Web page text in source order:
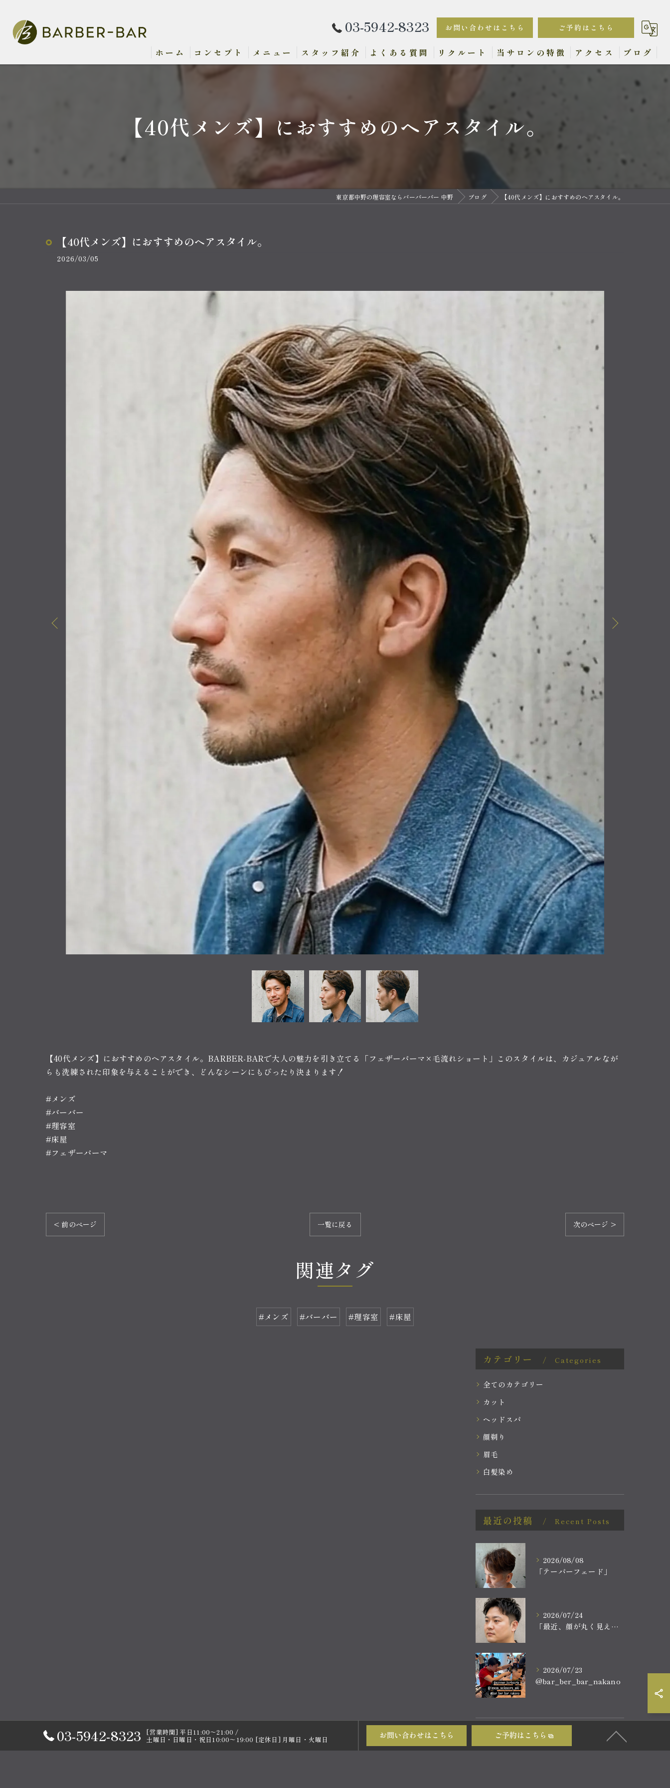
03-5942-8323 お問い合わせはこちら ご予約はこちら
ホーム コンセプト メニュー スタッフ紹介 よくある質問 リクルート 当サロンの特徴
顔剃り
眉毛
アクセス ブログ
【40代メンズ】におすすめのヘアスタイル。
東京都中野の理容室ならバーバーバー 中野 ブログ 【40代メンズ】におすすめのヘアスタイル。
【40代メンズ】におすすめのヘアスタイル。
2026/03/05
【40代メンズ】におすすめのヘアスタイル。BARBER-BARで大人の魅力を引き立てる「フェザーパーマ×毛流れショート」このスタイルは、カジュアルなが
らも洗練された印象を与えることができ、どんなシーンにもぴったり決まります！
#メンズ
#バーバー
#理容室
#床屋
#フェザーパーマ
< 前のページ 一覧に戻る 次のページ >
関連タグ
#メンズ #バーバー #理容室 #床屋
カテゴリー Categories
全てのカテゴリー
カット
ヘッドスパ
顔剃り
眉毛
白髪染め
最近の投稿 Recent Posts
2026/08/08
「テーパーフェード」
2026/07/24
「最近、顔が丸く見える。
2026/07/23
@bar_ber_bar_nakano
タグ Tags
03-5942-8323 [営業時間] 平日11:00～21:00 /
土曜日・日曜日・祝日10:00～19:00 [定休日] 月曜日・火曜日 お問い合わせはこちら ご予約はこちら